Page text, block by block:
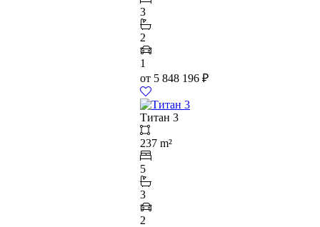
3
2
1
от 5 848 196 ₽
Титан 3
237 m²
5
3
2